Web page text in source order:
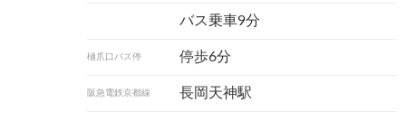
バス乗車9分
樋爪口バス停 停歩6分
阪急電鉄京都線 長岡天神駅